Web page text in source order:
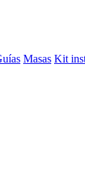
Masas Kit